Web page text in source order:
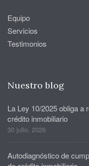
Equipo
Servicios
Testimonios
Nuestro blog
La Ley 10/2025 obliga a
crédito inmobiliario
30 julio, 2026
Autodiagnóstico de